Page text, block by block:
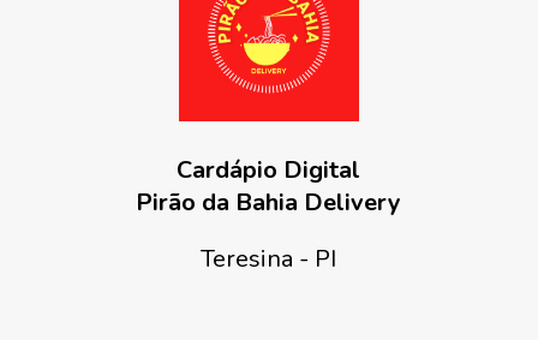
Cardápio Digital
Pirão da Bahia Delivery
Teresina - PI